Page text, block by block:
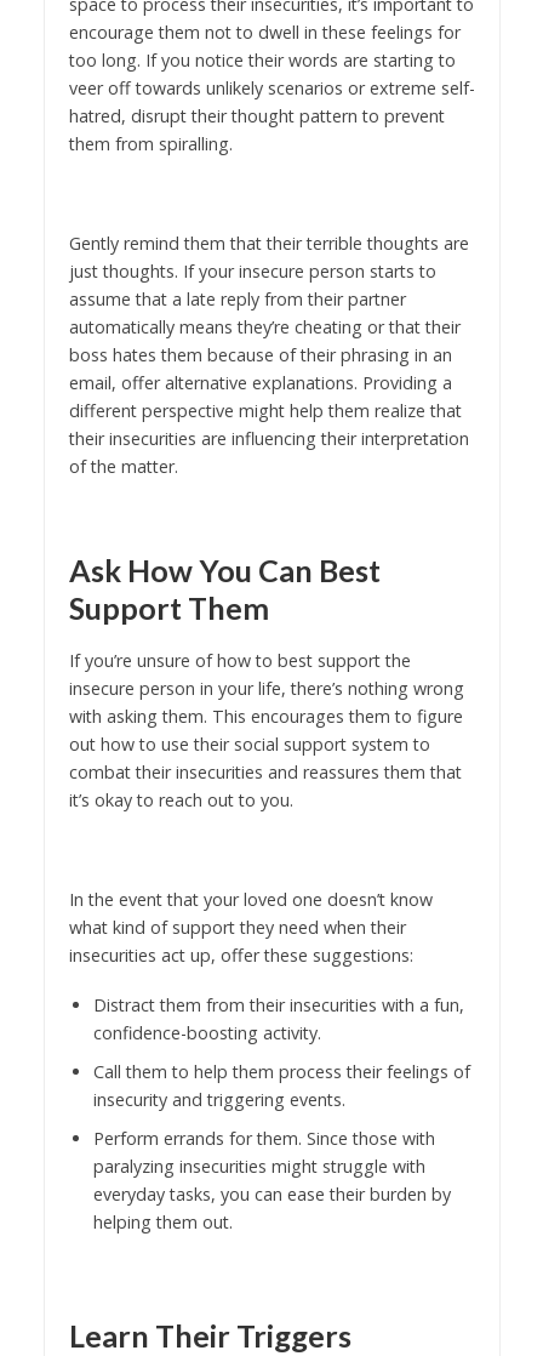
encourage them not to dwell in these feelings for
too long. If you notice their words are starting to
veer off towards unlikely scenarios or extreme self-
hatred, disrupt their thought pattern to prevent
them from spiralling.
Gently remind them that their terrible thoughts are
just thoughts. If your insecure person starts to
assume that a late reply from their partner
automatically means they’re cheating or that their
boss hates them because of their phrasing in an
email, offer alternative explanations. Providing a
different perspective might help them realize that
their insecurities are influencing their interpretation
of the matter.
Ask How You Can Best
Support Them
If you’re unsure of how to best support the
insecure person in your life, there’s nothing wrong
with asking them. This encourages them to figure
out how to use their social support system to
combat their insecurities and reassures them that
it’s okay to reach out to you.
In the event that your loved one doesn’t know
what kind of support they need when their
insecurities act up, offer these suggestions:
Distract them from their insecurities with a fun,
confidence-boosting activity.
Call them to help them process their feelings of
insecurity and triggering events.
Perform errands for them. Since those with
paralyzing insecurities might struggle with
everyday tasks, you can ease their burden by
helping them out.
Learn Their Triggers